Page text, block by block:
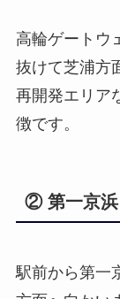
高輪ゲートウ
抜けて芝浦方
再開発エリア
徴です。
② 第一京浜
駅前から第一